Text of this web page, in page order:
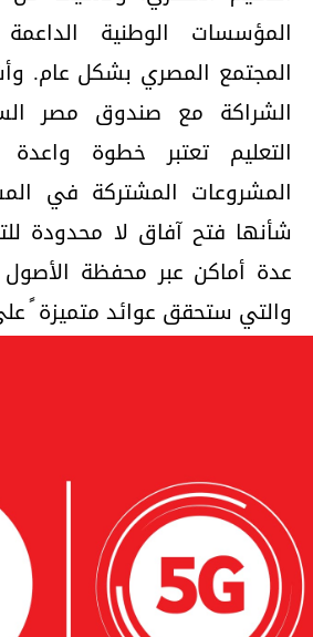
المؤسسات الوطنیة
المجتمع المصري بشكل عام.
الشراكة مع صندوق مصر
التعلیم تعتبر خطوة
المشروعات المشتركة في
شأنھا فتح آفاق لا محدودة
عدة أماكن عبر محفظة الأصول
والتي ستحقق عوائد متمیزة